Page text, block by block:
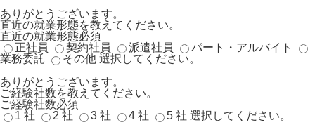
ありがとうございます。
直近の就業形態を教えてください。
直近の就業形態必須
正社員
契約社員 派遣社員
パート・アルバイト
業務委託
その他 選択してください。
ありがとうございます。
ご経験社数を教えてください。
ご経験社数必須
1 社
2 社 3 社 4 社 5 社 選択してください。